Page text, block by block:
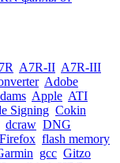
A7R-II A7R-III
Adobe
Apple ATI
Signing Cokin
dcraw DNG
Firefox flash memory
gcc Gitzo